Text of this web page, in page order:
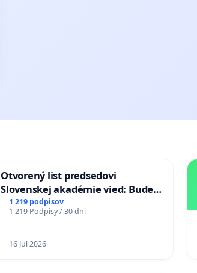
Otvorený list predsedovi
Slovenskej akadémie vied: Bude
mať Vízia Slovenska 2040 mravnú
chrbticu?
1 219 podpisov
1 219 Podpisy / 30 dni
16 Jul 2026